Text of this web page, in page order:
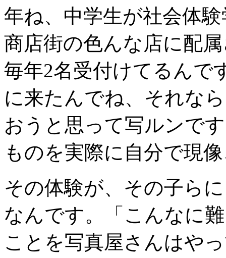
年ね、中学生が社会体
商店街の色んな店に配
毎年2名受付けてるんで
に来たんでね、それな
おうと思って写ルンで
ものを実際に自分で現
その体験が、その子ら
なんです。「こんなに
ことを写真屋さんはや